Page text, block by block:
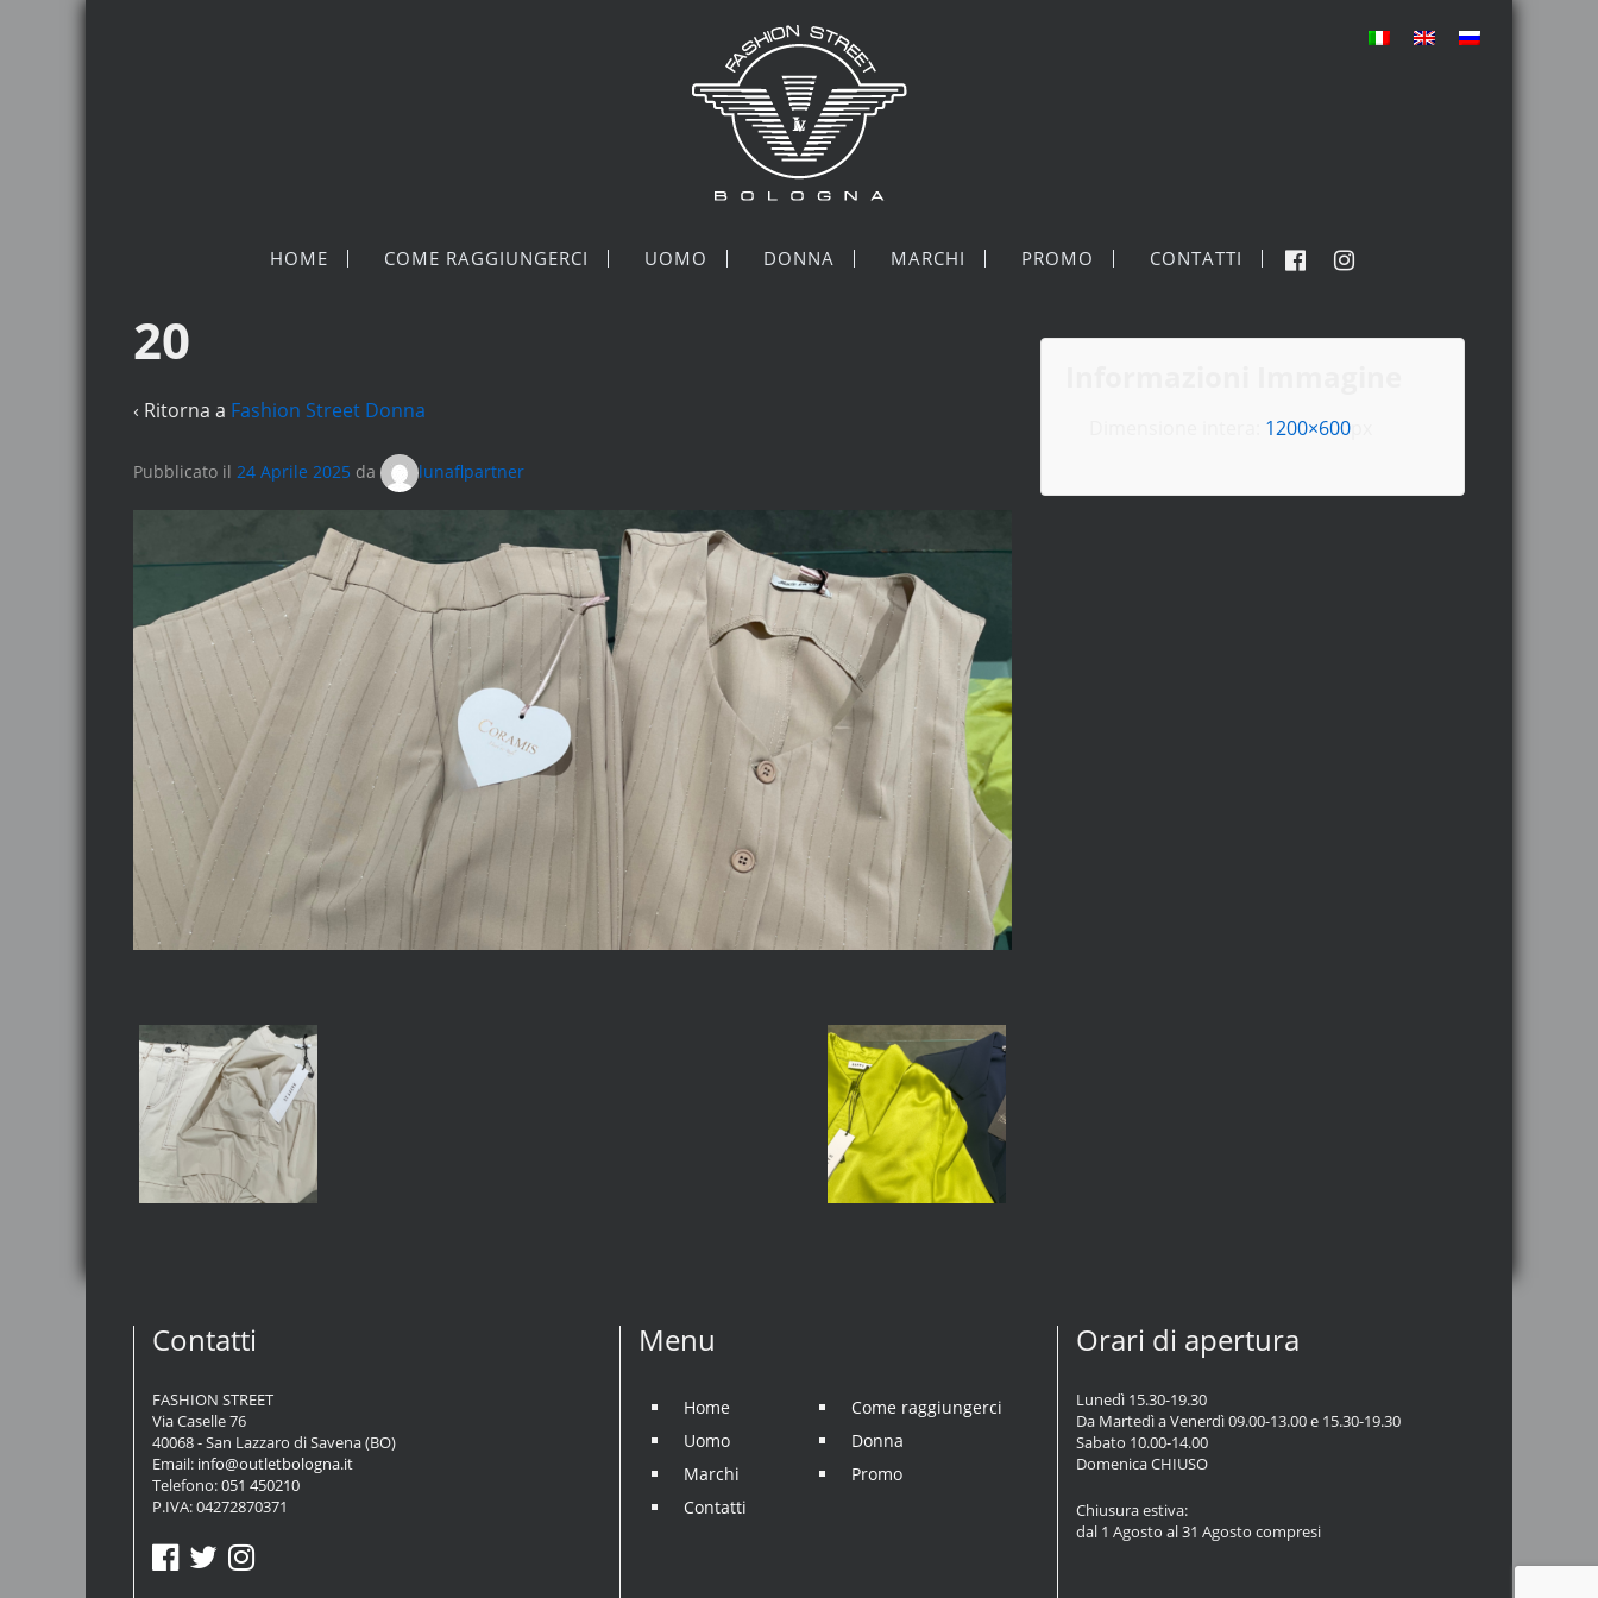
HOME COME RAGGIUNGERCI UOMO DONNA MARCHI PROMO CONTATTI
20
‹ Ritorna a Fashion Street Donna
Pubblicato il 24 Aprile 2025 da lunaflpartner
1200×600px
Contatti
FASHION STREET
Via Caselle 76
40068 - San Lazzaro di Savena (BO)
Email: info@outletbologna.it
Telefono:051 450210
P.IVA: 04272870371
Menu
Home
Come raggiungerci
Uomo
Donna
Marchi
Promo
Contatti
Orari di apertura
Lunedì 15.30-19.30
Da Martedì a Venerdì 09.00-13.00 e 15.30-19.30
Sabato 10.00-14.00
Domenica CHIUSO
Chiusura estiva:
dal 1 Agosto al 31 Agosto compresi